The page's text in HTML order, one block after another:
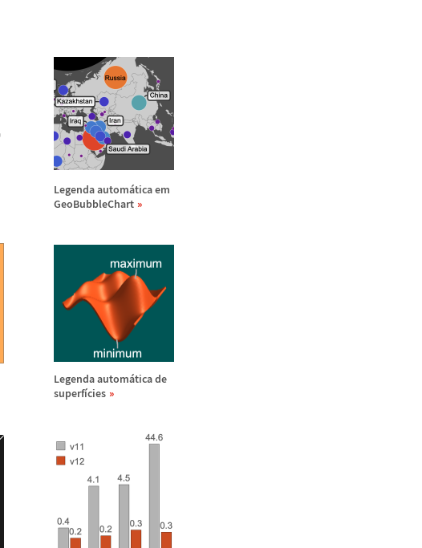
Legenda automática em
GeoBubbleChart
Legenda automática de
superfícies